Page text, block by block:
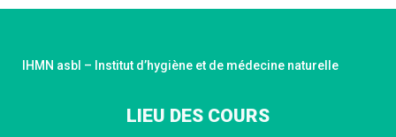
IHMN asbl – Institut d’hygiène et de médecine naturelle
LIEU DES COURS